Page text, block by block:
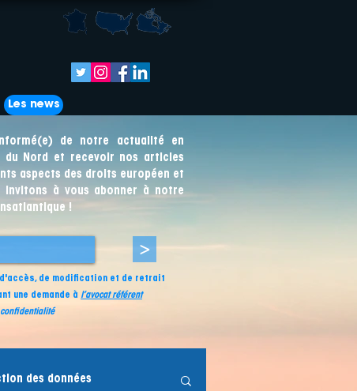
Les news
des données
>
de modification et de retrait
une demande à l’avocat référent
de notre actualité en
du Nord et recevoir nos articles
aspects des droits européen et
invitons à vous abonner à notre
!